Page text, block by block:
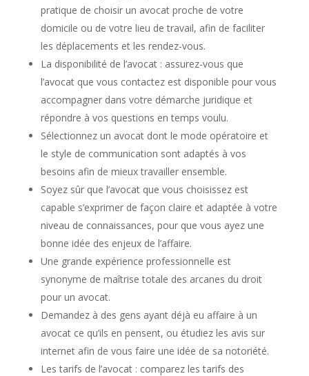
pratique de choisir un avocat proche de votre
domicile ou de votre lieu de travail, afin de faciliter
les déplacements et les rendez-vous.
La disponibilité de l’avocat : assurez-vous que
l’avocat que vous contactez est disponible pour vous
accompagner dans votre démarche juridique et
répondre à vos questions en temps voulu.
Sélectionnez un avocat dont le mode opératoire et
le style de communication sont adaptés à vos
besoins afin de mieux travailler ensemble.
Soyez sûr que l’avocat que vous choisissez est
capable s’exprimer de façon claire et adaptée à votre
niveau de connaissances, pour que vous ayez une
bonne idée des enjeux de l’affaire.
Une grande expérience professionnelle est
synonyme de maîtrise totale des arcanes du droit
pour un avocat.
Demandez à des gens ayant déjà eu affaire à un
avocat ce qu’ils en pensent, ou étudiez les avis sur
internet afin de vous faire une idée de sa notoriété.
Les tarifs de l’avocat : comparez les tarifs des